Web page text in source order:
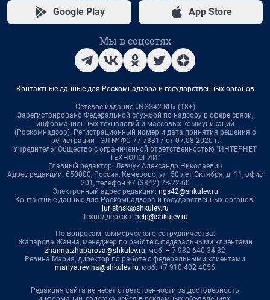
Google Play App Store
Мы в соцсетях
Контактные данные для Роскомнадзора и государственных органов
Сетевое издание «NGS42.RU» (18+)
Зарегистрировано Федеральной службой по надзору в сфере связи,
информационных технологий и массовых коммуникаций
(Роскомнадзор). Регистрационный номер и дата принятия решения о
регистрации - ЭЛ № ФС 77-78817 от 07.08.2020 г.
Учредитель: Общество с ограниченной ответственностью "ИНТЕРНЕТ
ТЕХНОЛОГИИ"
Главный редактор: Левчук Александр Николаевич
Адрес редакции: 650000, Россия, Кемерово, ул. 50 лет Октября, д. 11, офис
201, телефон +7 (3842) 23-22-60
Электронный адрес редакции: ngs42@shkulev.ru
Контактные данные для Роскомнадзора и государственных органов:
juristnsk@shkulev.ru
Техподдержка: help@shkulev.ru
По вопросам коммерческого сотрудничества:
Жапарова Жанна, менеджер по работе с федеральными клиентами
zhanna.zhaparova@shkulev.ru, моб. + 7 982 640 34 32
Ревина Мария, директор по работе с федеральными клиентами
mariya.revina@shkulev.ru, моб. +7 910 402 4056
Редакция сайта не несет ответственности за достоверность